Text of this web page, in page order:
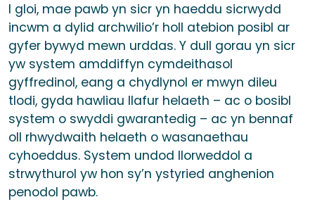
I gloi, mae pawb yn sicr yn haeddu sicrwydd
incwm a dylid archwilio’r holl atebion posibl ar
gyfer bywyd mewn urddas. Y dull gorau yn sicr
yw system amddiffyn cymdeithasol
gyffredinol, eang a chydlynol er mwyn dileu
tlodi, gyda hawliau llafur helaeth – ac o bosibl
system o swyddi gwarantedig – ac yn bennaf
oll rhwydwaith helaeth o wasanaethau
cyhoeddus. System undod llorweddol a
strwythurol yw hon sy’n ystyried anghenion
penodol pawb.